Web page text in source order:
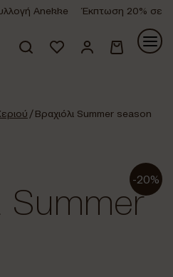
Anekke Έκπτωση 20% σε
/ Βραχιόλι Summer season
-20%
Summer